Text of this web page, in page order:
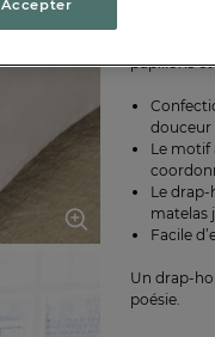
papillons
douceur
Le motif
Le drap-
matelas
Facile
Un drap-
poésie.
Accepter